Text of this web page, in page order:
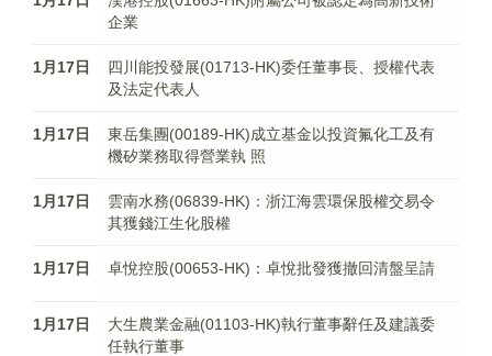
企業
1月17日
四川能投發展(01713-HK)委任董事長、授權代表
及法定代表人
1月17日
東岳集團(00189-HK)成立基金以投資氟化工及有
機矽業務取得營業執 照
1月17日
雲南水務(06839-HK)：浙江海雲環保股權交易令
其獲錢江生化股權
1月17日 卓悅控股(00653-HK)：卓悅批發獲撤回清盤呈請
1月17日
大生農業金融(01103-HK)執行董事辭任及建議委
任執行董事